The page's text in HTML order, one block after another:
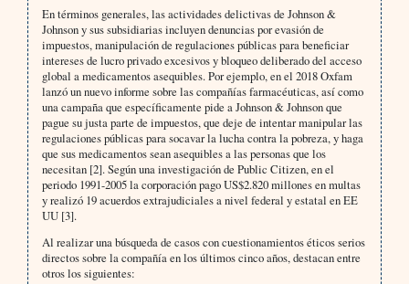
En términos generales, las actividades delictivas de Johnson &
Johnson y sus subsidiarias incluyen denuncias por evasión de
impuestos, manipulación de regulaciones públicas para beneficiar
intereses de lucro privado excesivos y bloqueo deliberado del acceso
global a medicamentos asequibles. Por ejemplo, en el 2018 Oxfam
lanzó un nuevo informe sobre las compañías farmacéuticas, así como
una campaña que específicamente pide a Johnson & Johnson que
pague su justa parte de impuestos, que deje de intentar manipular las
regulaciones públicas para socavar la lucha contra la pobreza, y haga
que sus medicamentos sean asequibles a las personas que los
necesitan [2]. Según una investigación de Public Citizen, en el
periodo 1991-2005 la corporación pago US$2.820 millones en multas
y realizó 19 acuerdos extrajudiciales a nivel federal y estatal en EE
UU [3].
Al realizar una búsqueda de casos con cuestionamientos éticos serios
directos sobre la compañía en los últimos cinco años, destacan entre
otros los siguientes: